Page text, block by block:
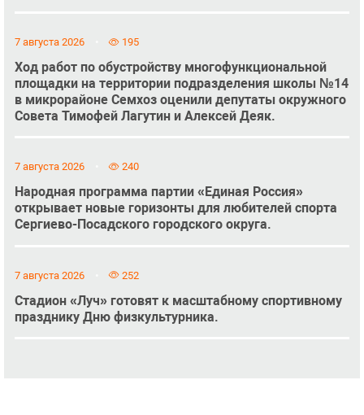
7 августа 2026 195
Ход работ по обустройству многофункциональной
площадки на территории подразделения школы №14
в микрорайоне Семхоз оценили депутаты окружного
Совета Тимофей Лагутин и Алексей Деяк.
7 августа 2026 240
Народная программа партии «Единая Россия»
открывает новые горизонты для любителей спорта
Сергиево-Посадского городского округа.
7 августа 2026 252
Стадион «Луч» готовят к масштабному спортивному
празднику Дню физкультурника.